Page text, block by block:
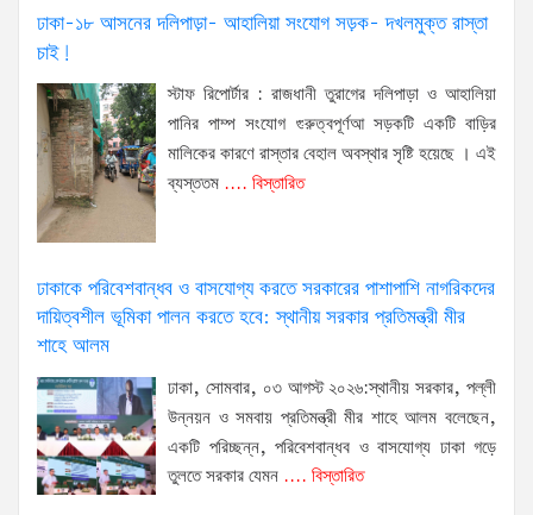
ঢাকা-১৮ আসনের দলিপাড়া- আহালিয়া সংযোগ সড়ক- দখলমুক্ত রাস্তা
চাই!
স্টাফ রিপোর্টার : রাজধানী তুরাগের দলিপাড়া ও আহালিয়া
পানির পাম্প সংযোগ গুরুত্বপূর্ণআ সড়কটি একটি বাড়ির
মালিকের কারণে রাস্তার বেহাল অবস্থার সৃষ্টি হয়েছে । এই
ব্যস্ততম .... বিস্তারিত
ঢাকাকে পরিবেশবান্ধব ও বাসযোগ্য করতে সরকারের পাশাপাশি নাগরিকদের
দায়িত্বশীল ভূমিকা পালন করতে হবে: স্থানীয় সরকার প্রতিমন্ত্রী মীর
শাহে আলম
ঢাকা, সোমবার, ০৩ আগস্ট ২০২৬:স্থানীয় সরকার, পল্লী
উন্নয়ন ও সমবায় প্রতিমন্ত্রী মীর শাহে আলম বলেছেন,
একটি পরিচ্ছন্ন, পরিবেশবান্ধব ও বাসযোগ্য ঢাকা গড়ে
তুলতে সরকার যেমন .... বিস্তারিত